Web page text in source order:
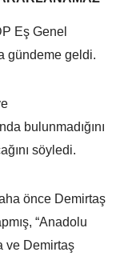
Eş Genel
gündeme geldi.
bulunmadığını
söyledi.
önce Demirtaş
“Anadolu
ve Demirtaş